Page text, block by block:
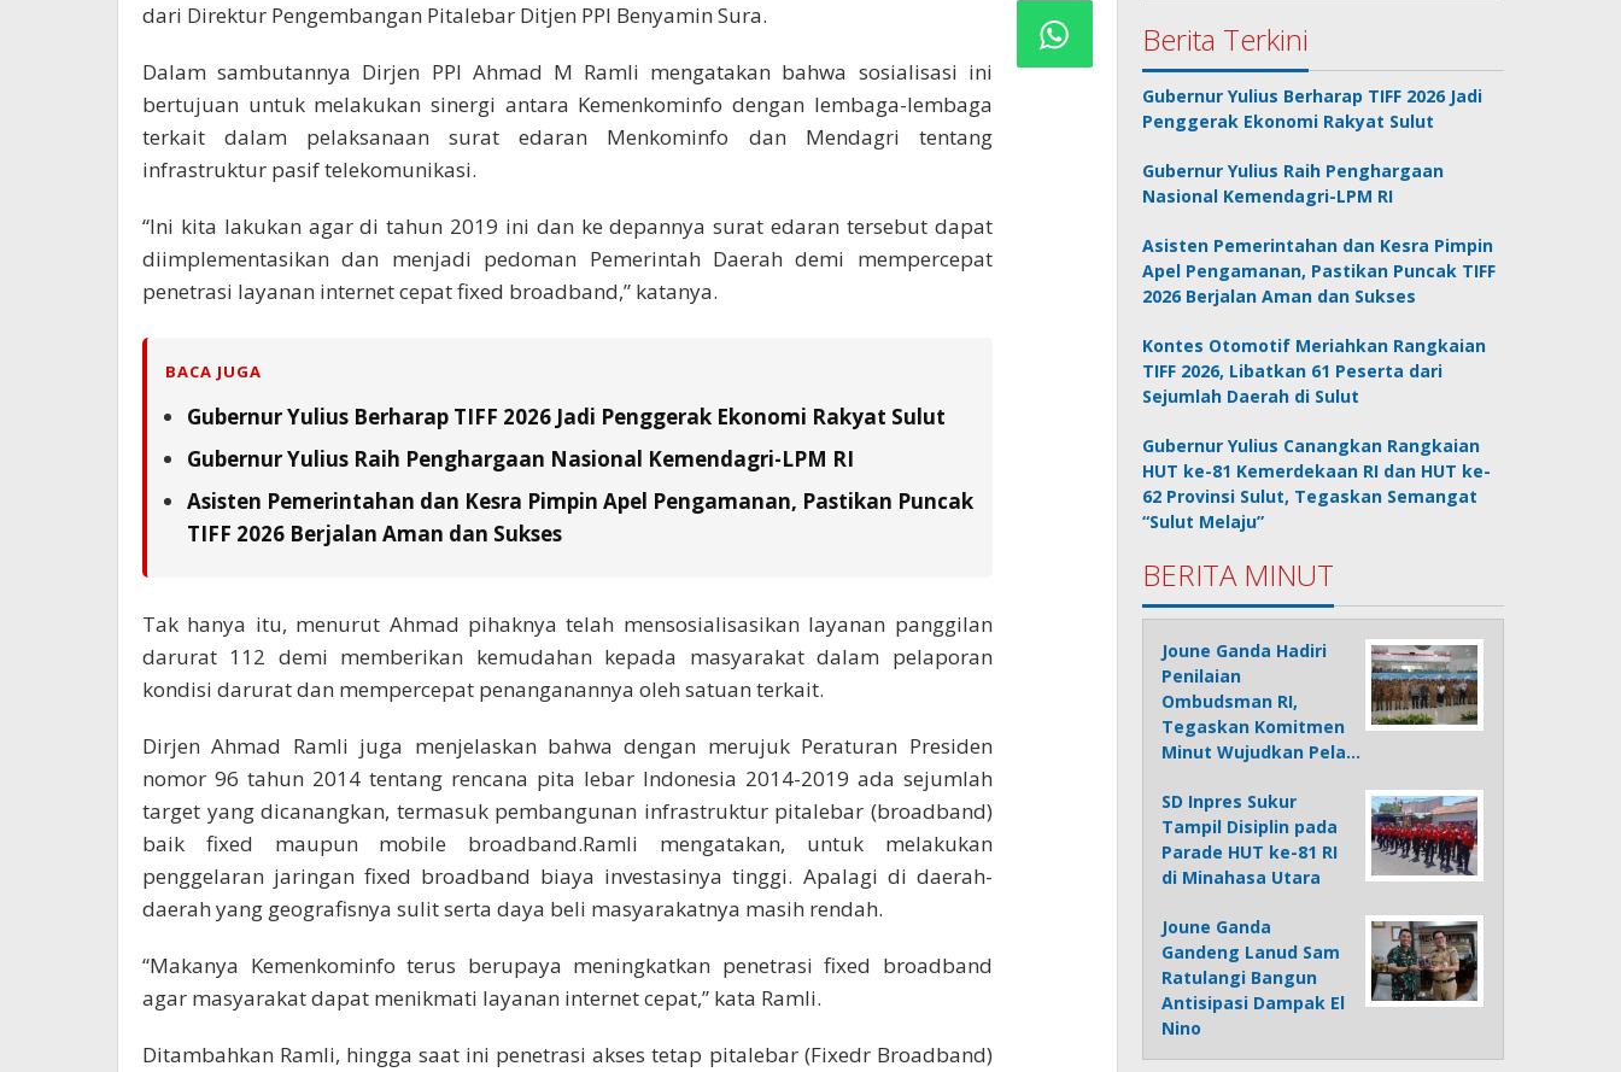
dari Direktur Pengembangan Pitalebar Ditjen PPI Benyamin Sura.
Dalam sambutannya Dirjen PPI Ahmad M Ramli mengatakan bahwa sosialisasi ini
bertujuan untuk melakukan sinergi antara Kemenkominfo dengan lembaga-lembaga
terkait dalam pelaksanaan surat edaran Menkominfo dan Mendagri tentang
infrastruktur pasif telekomunikasi.
“Ini kita lakukan agar di tahun 2019 ini dan ke depannya surat edaran tersebut dapat
diimplementasikan dan menjadi pedoman Pemerintah Daerah demi mempercepat
penetrasi layanan internet cepat fixed broadband,” katanya.
BACA JUGA
Gubernur Yulius Berharap TIFF 2026 Jadi Penggerak Ekonomi Rakyat Sulut
Gubernur Yulius Raih Penghargaan Nasional Kemendagri-LPM RI
Asisten Pemerintahan dan Kesra Pimpin Apel Pengamanan, Pastikan Puncak
TIFF 2026 Berjalan Aman dan Sukses
Tak hanya itu, menurut Ahmad pihaknya telah mensosialisasikan layanan panggilan
darurat 112 demi memberikan kemudahan kepada masyarakat dalam pelaporan
kondisi darurat dan mempercepat penanganannya oleh satuan terkait.
Dirjen Ahmad Ramli juga menjelaskan bahwa dengan merujuk Peraturan Presiden
nomor 96 tahun 2014 tentang rencana pita lebar Indonesia 2014-2019 ada sejumlah
target yang dicanangkan, termasuk pembangunan infrastruktur pitalebar (broadband)
baik fixed maupun mobile broadband.Ramli mengatakan, untuk melakukan
penggelaran jaringan fixed broadband biaya investasinya tinggi. Apalagi di daerah-
daerah yang geografisnya sulit serta daya beli masyarakatnya masih rendah.
“Makanya Kemenkominfo terus berupaya meningkatkan penetrasi fixed broadband
agar masyarakat dapat menikmati layanan internet cepat,” kata Ramli.
Ditambahkan Ramli, hingga saat ini penetrasi akses tetap pitalebar (Fixedr Broadband)
Berita Terkini
Gubernur Yulius Berharap TIFF 2026 Jadi
Penggerak Ekonomi Rakyat Sulut
Gubernur Yulius Raih Penghargaan
Nasional Kemendagri-LPM RI
Asisten Pemerintahan dan Kesra Pimpin
Apel Pengamanan, Pastikan Puncak TIFF
2026 Berjalan Aman dan Sukses
Kontes Otomotif Meriahkan Rangkaian
TIFF 2026, Libatkan 61 Peserta dari
Sejumlah Daerah di Sulut
Gubernur Yulius Canangkan Rangkaian
HUT ke-81 Kemerdekaan RI dan HUT ke-
62 Provinsi Sulut, Tegaskan Semangat
“Sulut Melaju”
BERITA MINUT
Joune Ganda Hadiri
Penilaian
Ombudsman RI,
Tegaskan Komitmen
Minut Wujudkan Pela…
SD Inpres Sukur
Tampil Disiplin pada
Parade HUT ke-81 RI
di Minahasa Utara
Joune Ganda
Gandeng Lanud Sam
Ratulangi Bangun
Antisipasi Dampak El
Nino